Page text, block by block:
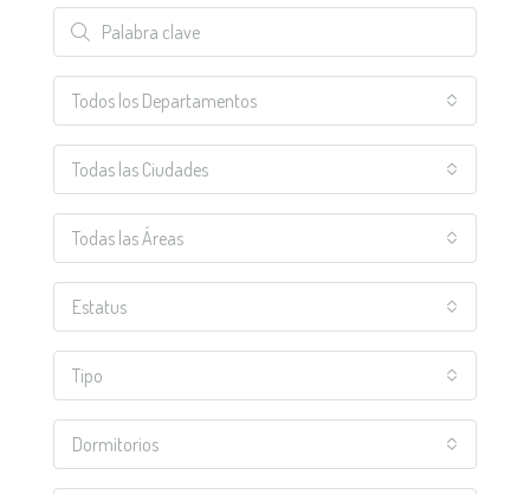
Todos los Departamentos
Todas las Ciudades
Todas las Áreas
Estatus
Tipo
Dormitorios